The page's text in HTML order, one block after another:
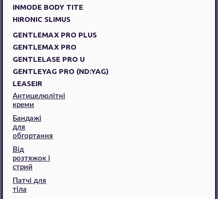
INMODE BODY TITE
HIRONIC SLIMUS
GENTLEMAX PRO PLUS
GENTLEMAX PRO
GENTLELASE PRO U
GENTLEYAG PRO (ND:YAG)
LEASEIR
Антицелюлітні
креми
Бандажі
для
обгортання
Від
розтяжок і
стрий
Патчі для
тіла